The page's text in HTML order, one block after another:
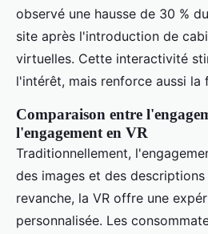
observé une hausse de 30 %
site après l'introduction de
virtuelles. Cette interactivité
l'intérêt, mais renforce aussi la
Comparaison entre
l'engagement en VR
Traditionnellement,
des images et des
revanche, la VR offre une
personnalisée. Les